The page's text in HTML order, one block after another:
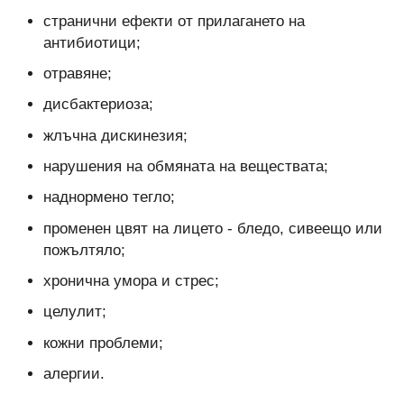
странични ефекти от прилагането на
антибиотици;
отравяне;
дисбактериоза;
жлъчна дискинезия;
нарушения на обмяната на веществата;
наднормено тегло;
променен цвят на лицето - бледо, сивеещо или
пожълтяло;
хронична умора и стрес;
целулит;
кожни проблеми;
алергии.